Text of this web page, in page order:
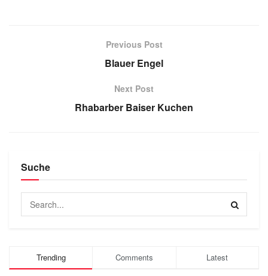
Previous Post
Blauer Engel
Next Post
Rhabarber Baiser Kuchen
Suche
Trending Comments Latest